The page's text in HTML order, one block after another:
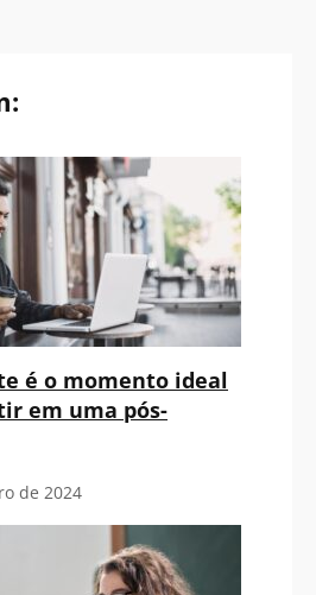
é o momento ideal
em uma pós-
de 2024